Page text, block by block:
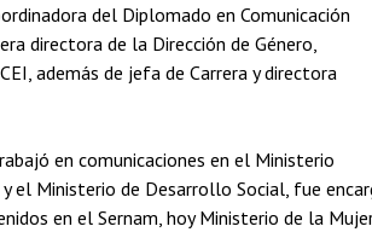
del Diplomado en Comunicación
directora de la Dirección de Género,
además de jefa de Carrera y directora
en comunicaciones en el Ministerio
el Ministerio de Desarrollo Social, fue
en el Sernam, hoy Ministerio de la